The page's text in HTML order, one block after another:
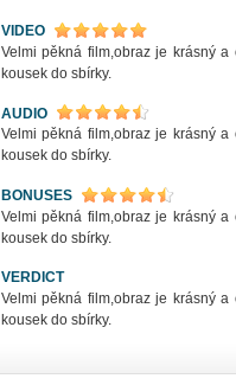
VIDEO
Velmi pěkná film,obraz je krásný
kousek do sbírky.
AUDIO
Velmi pěkná film,obraz je krásný
kousek do sbírky.
BONUSES
Velmi pěkná film,obraz je krásný
kousek do sbírky.
VERDICT
Velmi pěkná film,obraz je krásný
kousek do sbírky.